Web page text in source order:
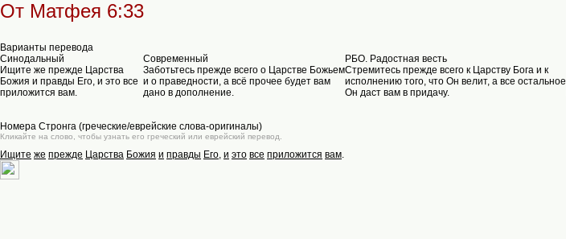
От Матфея 6:33
Варианты перевода
Синодальный
Ищите же прежде Царства
Божия и правды Его, и это все
приложится вам.
Современный
Заботьтесь прежде всего о Царстве Божьем
и о праведности, а всё прочее будет вам
дано в дополнение.
РБО. Радостная весть
Стремитесь прежде всего к Царству Бога и к
исполнению того, что Он велит, а все остальное
Он даст вам в придачу.
Номера Стронга (греческие/еврейские слова-оригиналы)
Кликайте на слово, чтобы узнать его греческий или еврейский перевод.
Ищите же прежде Царства Божия и правды Его, и это все приложится вам.